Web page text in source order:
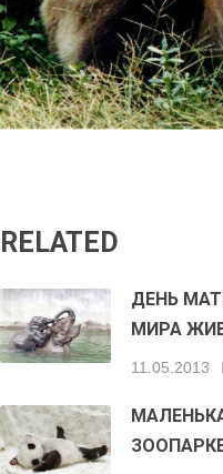
RELATED
ДЕНЬ
МИРА
11.05.2013